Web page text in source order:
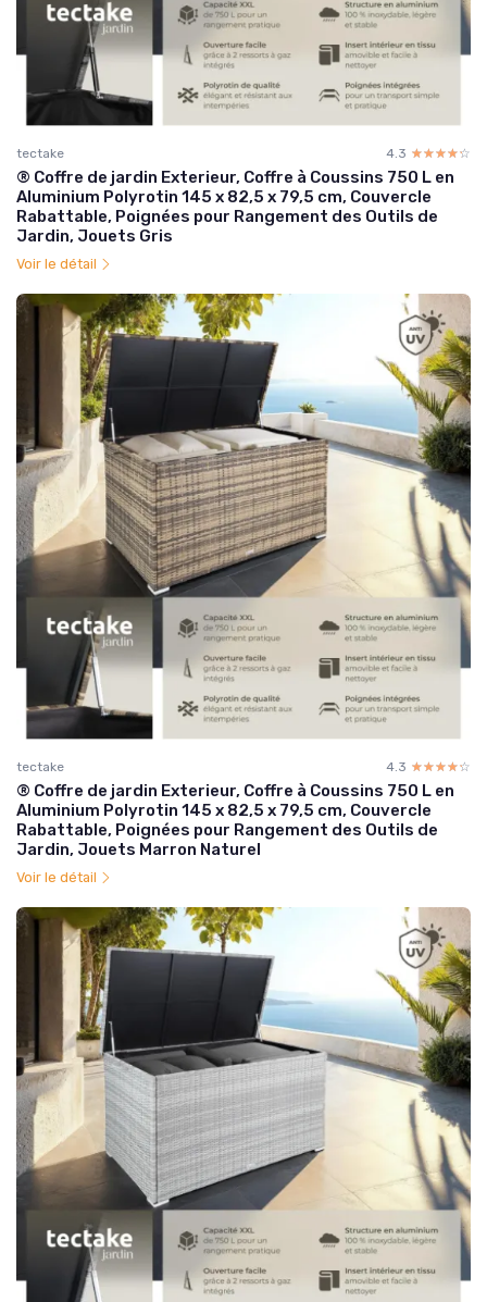
tectake 4.3 ☆☆☆☆☆
★★★★★
® Coffre de jardin Exterieur, Coffre à Coussins 750 L en
Aluminium Polyrotin 145 x 82,5 x 79,5 cm, Couvercle
Rabattable, Poignées pour Rangement des Outils de
Jardin, Jouets Gris
Voir le détail
tectake 4.3 ☆☆☆☆☆
★★★★★
® Coffre de jardin Exterieur, Coffre à Coussins 750 L en
Aluminium Polyrotin 145 x 82,5 x 79,5 cm, Couvercle
Rabattable, Poignées pour Rangement des Outils de
Jardin, Jouets Marron Naturel
Voir le détail